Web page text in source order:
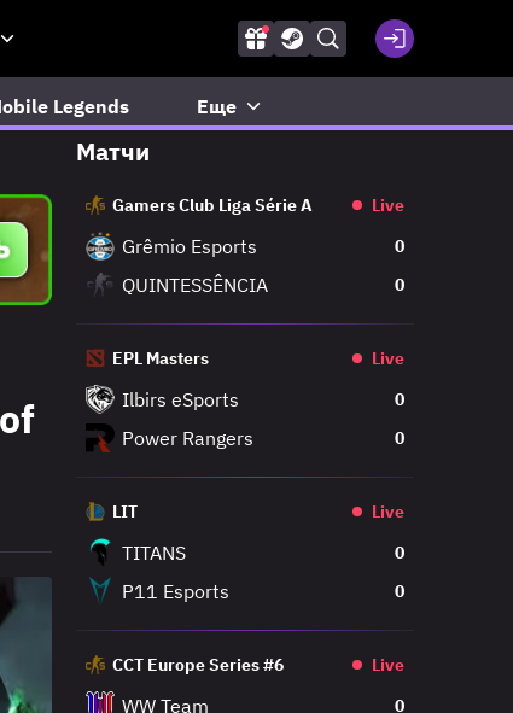
Legends Еще
Матчи
Gamers Club Liga Série A Live
Grêmio Esports 0
QUINTESSÊNCIA 0
EPL Masters Live
Ilbirs eSports 0
Power Rangers 0
LIT Live
TITANS 0
P11 Esports 0
CCT Europe Series #6 Live
WW Team 0